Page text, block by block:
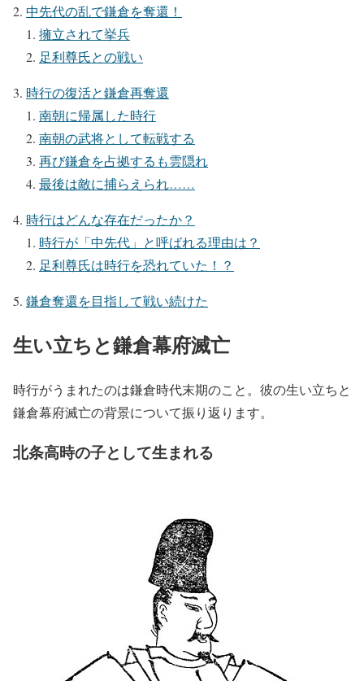
中先代の乱で鎌倉を奪還！
擁立されて挙兵
足利尊氏との戦い
時行の復活と鎌倉再奪還
南朝に帰属した時行
南朝の武将として転戦する
再び鎌倉を占拠するも雲隠れ
最後は敵に捕らえられ……
時行はどんな存在だったか？
時行が「中先代」と呼ばれる理由は？
足利尊氏は時行を恐れていた！？
鎌倉奪還を目指して戦い続けた
生い立ちと鎌倉幕府滅亡
時行がうまれたのは鎌倉時代末期のこと。彼の生い立ちと
鎌倉幕府滅亡の背景について振り返ります。
北条高時の子として生まれる